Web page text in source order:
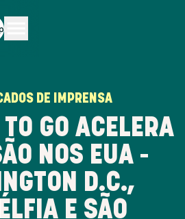
DE IMPRENSA
TO GO ACELERA
NOS EUA -
D.C.,
E SÃO